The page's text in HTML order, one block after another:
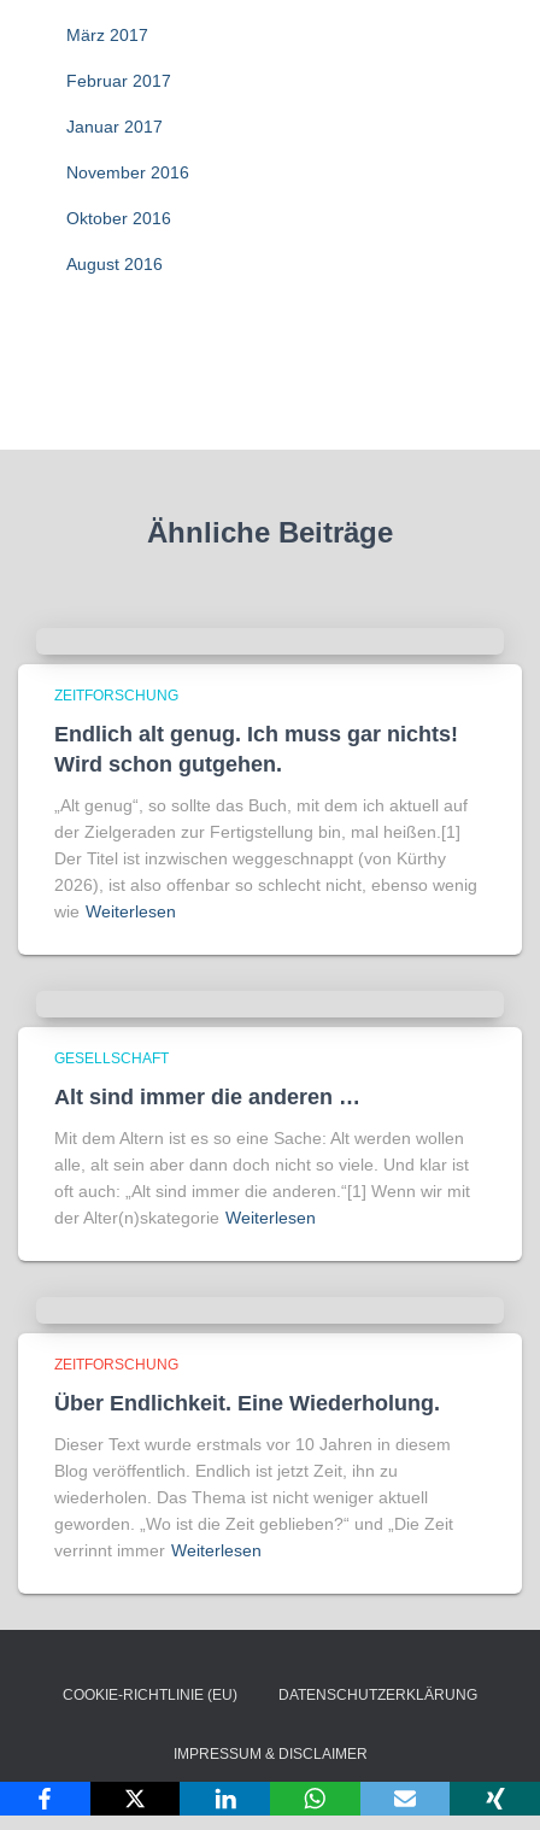
März 2017
Februar 2017
Januar 2017
November 2016
Oktober 2016
August 2016
Ähnliche Beiträge
ZEITFORSCHUNG
Endlich alt genug. Ich muss gar nichts!
Wird schon gutgehen.
„Alt genug“, so sollte das Buch, mit dem ich aktuell auf
der Zielgeraden zur Fertigstellung bin, mal heißen.[1]
Der Titel ist inzwischen weggeschnappt (von Kürthy
2026), ist also offenbar so schlecht nicht, ebenso wenig
wie Weiterlesen
GESELLSCHAFT
Alt sind immer die anderen …
Mit dem Altern ist es so eine Sache: Alt werden wollen
alle, alt sein aber dann doch nicht so viele. Und klar ist
oft auch: „Alt sind immer die anderen.“[1] Wenn wir mit
der Alter(n)skategorie Weiterlesen
ZEITFORSCHUNG
Über Endlichkeit. Eine Wiederholung.
Dieser Text wurde erstmals vor 10 Jahren in diesem
Blog veröffentlich. Endlich ist jetzt Zeit, ihn zu
wiederholen. Das Thema ist nicht weniger aktuell
geworden. „Wo ist die Zeit geblieben?“ und „Die Zeit
verrinnt immer Weiterlesen
COOKIE-RICHTLINIE (EU) DATENSCHUTZERKLÄRUNG
IMPRESSUM & DISCLAIMER